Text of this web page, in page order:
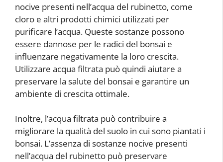
nocive presenti nell’acqua del rubinetto, come
cloro e altri prodotti chimici utilizzati per
purificare l’acqua. Queste sostanze possono
essere dannose per le radici del bonsai e
influenzare negativamente la loro crescita.
Utilizzare acqua filtrata può quindi aiutare a
preservare la salute del bonsai e garantire un
ambiente di crescita ottimale.
Inoltre, l’acqua filtrata può contribuire a
migliorare la qualità del suolo in cui sono piantati i
bonsai. L’assenza di sostanze nocive presenti
nell’acqua del rubinetto può preservare